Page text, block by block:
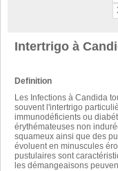
Intertrigo à
Definition
Les Infections à Candida
souvent l'intertrigo
immunodéficients ou
érythémateuses non
squameux ainsi que des
évoluent en minuscules
pustulaires sont
les démangeaisons